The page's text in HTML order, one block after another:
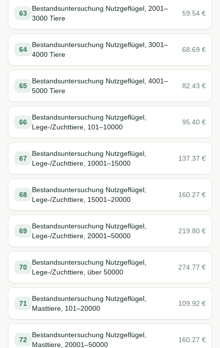
63
Bestandsuntersuchung Nutzgeflügel, 2001–
3000 Tiere
59.54 €
64
Bestandsuntersuchung Nutzgeflügel, 3001–
4000 Tiere
68.69 €
65
Bestandsuntersuchung Nutzgeflügel, 4001–
5000 Tiere
82.43 €
66
Bestandsuntersuchung Nutzgeflügel,
Lege-/Zuchttiere, 101–10000
95.40 €
67
Bestandsuntersuchung Nutzgeflügel,
Lege-/Zuchttiere, 10001–15000
137.37 €
68
Bestandsuntersuchung Nutzgeflügel,
Lege-/Zuchttiere, 15001–20000
160.27 €
69
Bestandsuntersuchung Nutzgeflügel,
Lege-/Zuchttiere, 20001–50000
219.80 €
70
Bestandsuntersuchung Nutzgeflügel,
Lege-/Zuchttiere, über 50000
274.77 €
71
Bestandsuntersuchung Nutzgeflügel,
Masttiere, 101–20000
109.92 €
72
Bestandsuntersuchung Nutzgeflügel,
Masttiere, 20001–50000
160.27 €